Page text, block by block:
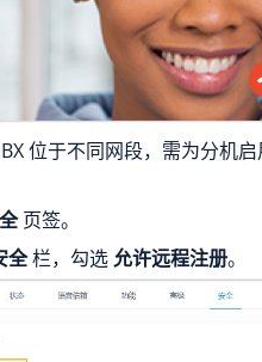
位于不同网段，需为分机
页签。
全栏，勾选允许远程注册。